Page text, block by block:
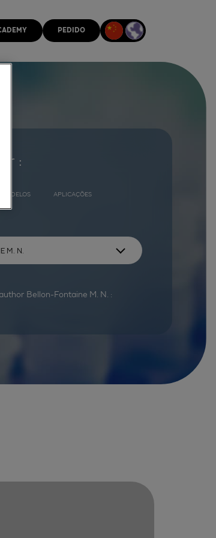
PEDIDO
:
MODELOS APLICAÇÕES
Bellon-Fontaine M. N. :